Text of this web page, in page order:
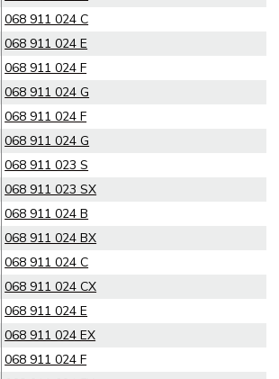
068 911 024 C
068 911 024 E
068 911 024 F
068 911 024 G
068 911 024 F
068 911 024 G
068 911 023 S
068 911 023 SX
068 911 024 B
068 911 024 BX
068 911 024 C
068 911 024 CX
068 911 024 E
068 911 024 EX
068 911 024 F